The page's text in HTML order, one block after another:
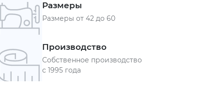
Размеры
Размеры от 42 до 60
Производство
Собственное производство
с 1995 года